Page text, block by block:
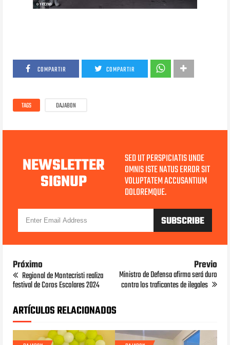
COMPARTIR COMPARTIR
TAGS DAJABON
NEWSLETTER
SIGNUP
SED UT PERSPICIATIS UNDE
OMNIS ISTE NATUS ERROR SIT
VOLUPTATEM ACCUSANTIUM
DOLOREMQUE.
Próximo
Regional de Montecristi realiza
festival de Coros Escolares 2024
Previo
Ministro de Defensa afirma será duro
contra los traficantes de ilegales
ARTÍCULOS RELACIONADOS